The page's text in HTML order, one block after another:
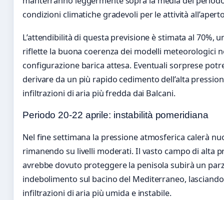
condizioni climatiche gradevoli per le attività
L’attendibilità di questa previsione è stimata al 70%,
riflette la buona coerenza dei modelli meteorologici
configurazione barica attesa. Eventuali sorprese
derivare da un più rapido cedimento dell’alta
infiltrazioni di aria più fredda dai Balcani.
Periodo 20-22 aprile: instabilità pomeridiana
Nel fine settimana la pressione atmosferica calerà
rimanendo su livelli moderati. Il vasto campo di alta
avrebbe dovuto proteggere la penisola subirà un
indebolimento sul bacino del Mediterraneo,
infiltrazioni di aria più umida e instabile.